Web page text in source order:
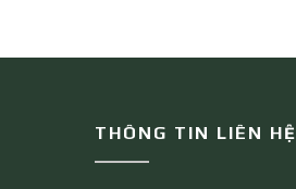
THÔNG TIN LIÊN HỆ